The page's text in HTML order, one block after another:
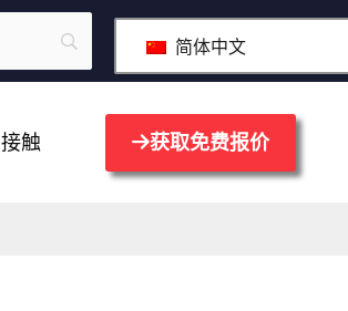
简体中文
接触 获取免费报价